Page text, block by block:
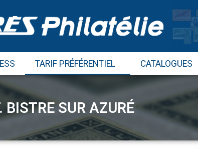
TARIF PRÉFÉRENTIEL CATALOGUES
BISTRE SUR AZURÉ